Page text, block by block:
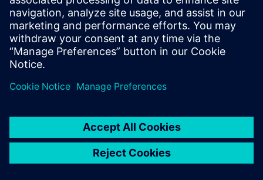
sustainability transparency
Siemens achieves strong progress on sustainability
targets
Siemens and Microsoft scale industrial AI
AI for immersive real-time visualization
the Siemens Xcelerator Marketplace
Siemens ranked as a leader in IoT digital platforms for
building operations